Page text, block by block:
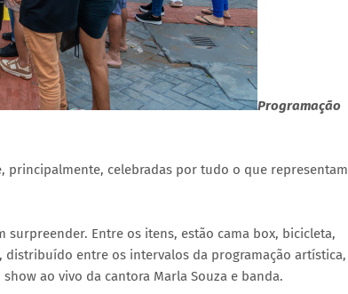
Programação
principalmente, celebradas por tudo o que representam
Entre os itens, estão cama box, bicicleta,
distribuído entre os intervalos da programação artística,
ao vivo da cantora Marla Souza e banda.